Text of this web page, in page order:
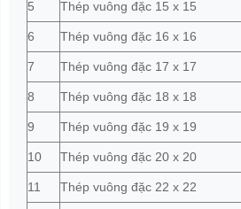
5 Thép vuông đặc 15 x 15
6 Thép vuông đặc 16 x 16
7 Thép vuông đặc 17 x 17
8 Thép vuông đặc 18 x 18
9 Thép vuông đặc 19 x 19
10 Thép vuông đặc 20 x 20
11 Thép vuông đặc 22 x 22